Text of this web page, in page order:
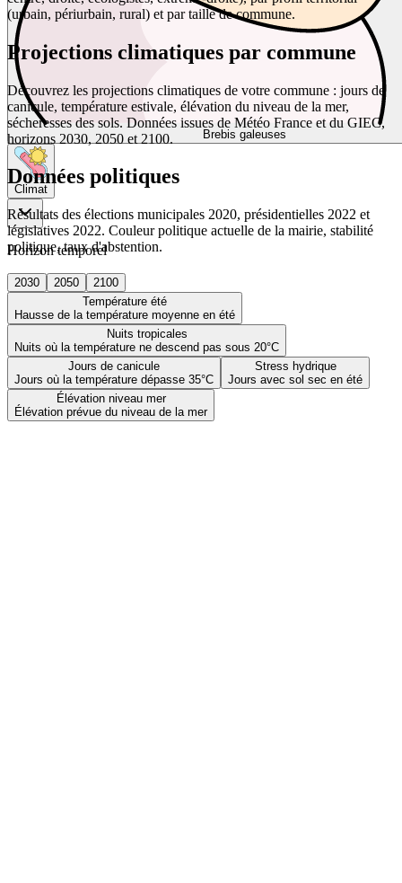
Brebis galeuses
Climat
Horizon temporel
2030 2050
2100
Température été
Hausse de la température moyenne en été
Nuits tropicales
Nuits où la température ne descend pas sous 20°C
Jours de canicule
Jours où la température dépasse 35°C
Stress hydrique
Jours avec sol sec en été
Élévation niveau mer
Élévation prévue du niveau de la mer
(urbain, périurbain, rural) et par taille de commune.
Projections climatiques par commune
Découvrez les projections climatiques de votre commune : jours de
canicule, température estivale, élévation du niveau de la mer,
sécheresses des sols. Données issues de Météo France et du GIEC,
horizons 2030, 2050 et 2100.
Données politiques
Résultats des élections municipales 2020, présidentielles 2022 et
législatives 2022. Couleur politique actuelle de la mairie, stabilité
politique, taux d'abstention.